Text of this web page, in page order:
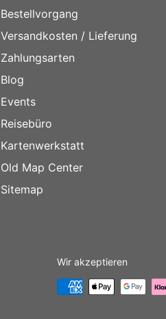
Bestellvorgang
Versandkosten / Lieferung
Zahlungsarten
Blog
Events
Reisebüro
Kartenwerkstatt
Old Map Center
Sitemap
Wir akzeptieren